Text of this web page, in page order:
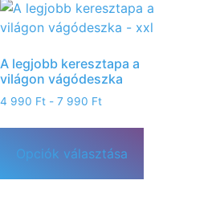
A legjobb keresztapa a
világon vágódeszka
4 990 Ft - 7 990 Ft
Opciók választása